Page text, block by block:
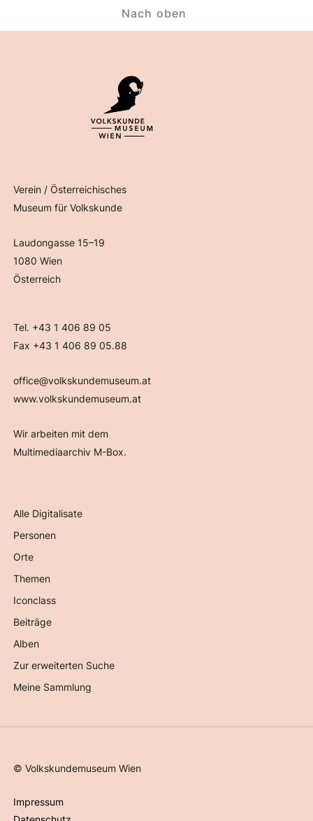
Verein / Österreichisches
Museum für Volkskunde
Laudongasse 15–19
1080 Wien
Österreich
Tel. +43 1 406 89 05
Fax +43 1 406 89 05.88
office@volkskundemuseum.at
www.volkskundemuseum.at
Wir arbeiten mit dem
Multimediaarchiv M-Box.
Alle Digitalisate
Personen
Orte
Themen
Iconclass
Beiträge
Alben
Zur erweiterten Suche
Meine Sammlung
©Volkskundemuseum Wien
Impressum
Nach oben